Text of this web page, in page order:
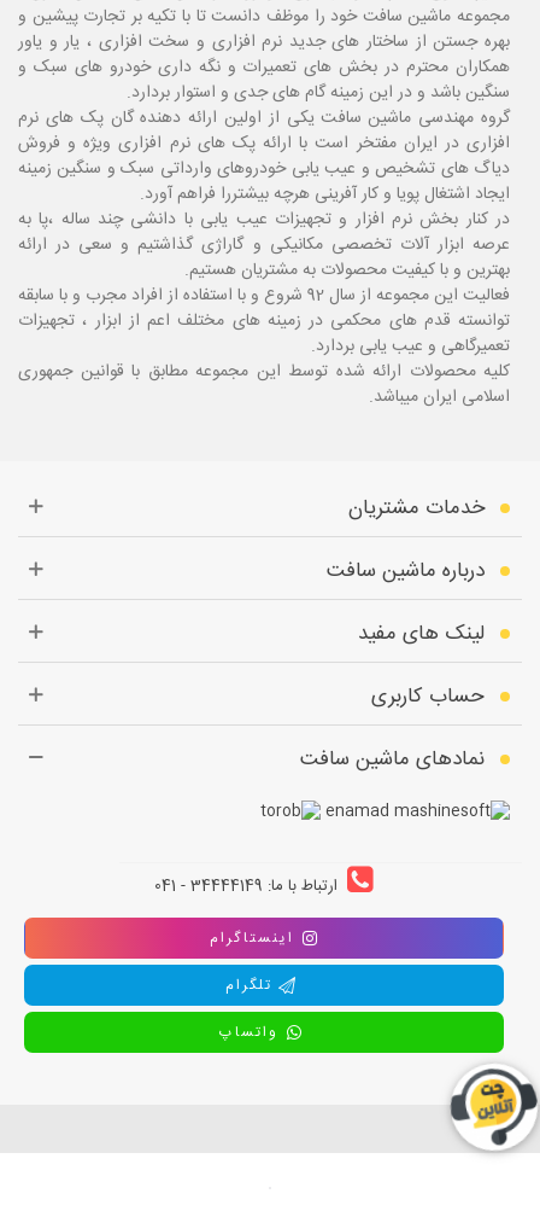
مجموعه ماشین سافت خود را موظف دانست تا با تکیه بر تجارت پیشین و
بهره جستن از ساختار های جدید نرم افزاری و سخت افزاری ، یار و یاور
همکاران محترم در بخش های تعمیرات و نگه داری خودرو های سبک و
سنگین باشد و در این زمینه گام های جدی و استوار بردارد.
گروه مهندسی ماشین سافت یکی از اولین ارائه دهنده گان پک های نرم
افزاری در ایران مفتخر است با ارائه پک های نرم افزاری ویژه و فروش
دیاگ های تشخیص و عیب یابی خودروهای وارداتی سبک و سنگین زمینه
ایجاد اشتغال پویا و کار آفرینی هرچه بیشتررا فراهم آورد.
در کنار بخش نرم افزار و تجهیزات عیب یابی با دانشی چند ساله ،پا به
عرصه ابزار آلات تخصصی مکانیکی و گاراژی گذاشتیم و سعی در ارائه
بهترین و با کیفیت محصولات به مشتریان هستیم.
فعالیت این مجموعه از سال 92 شروع و با استفاده از افراد مجرب و با سابقه
توانسته قدم های محکمی در زمینه های مختلف اعم از ابزار ، تجهیزات
تعمیرگاهی و عیب یابی بردارد.
کلیه محصولات ارائه شده توسط این مجموعه مطابق با قوانین جمهوری
اسلامی ایران میباشد.
خدمات مشتریان
درباره ماشین سافت
لینک های مفید
حساب کاربری
نمادهای ماشین سافت
ارتباط با ما: 34444149 - 041
اینستاگرام
تلگرام
واتساپ